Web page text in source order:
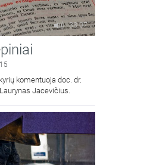
38:07
15
komentuoja doc. dr.
Jacevičius.